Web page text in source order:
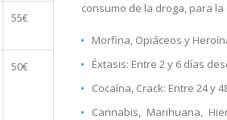
55€
50€
consumo de la droga, para la
Morfina, Opiáceos y
Éxtasis: Entre 2 y 6 días
Cocaína, Crack: Entre 24 y
Cannabis, Marihuana,